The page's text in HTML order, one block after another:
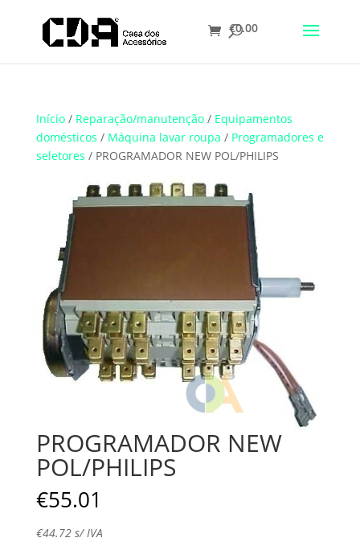
Translate
€0.00
Início/ Reparação/manutenção/ Equipamentos
domésticos / Máquina lavar roupa / Programadores e
seletores / PROGRAMADOR NEW POL/PHILIPS
PROGRAMADOR NEW
POL/PHILIPS
€55.01
€44.72s/ IVA